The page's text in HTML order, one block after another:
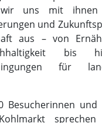
Besucherinnen und
herzlich für den
Gespräche,
der Landwirtschaft
2026
hat viel zu bieten.